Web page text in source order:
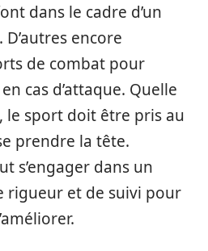
dans le cadre d’un
encore
de combat pour
cas d’attaque. Quelle
le sport doit être pris au
prendre la tête.
s’engager dans un
rigueur et de suivi pour